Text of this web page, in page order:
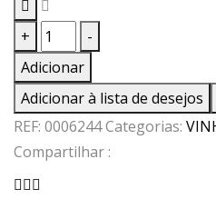
+
Quantidade
de
VINHO
T.DOM
RAFAEL
0,75
-
Adicionar
Adicionar à lista de desejos
REF: 0006244Categorias:
Compartilhar :